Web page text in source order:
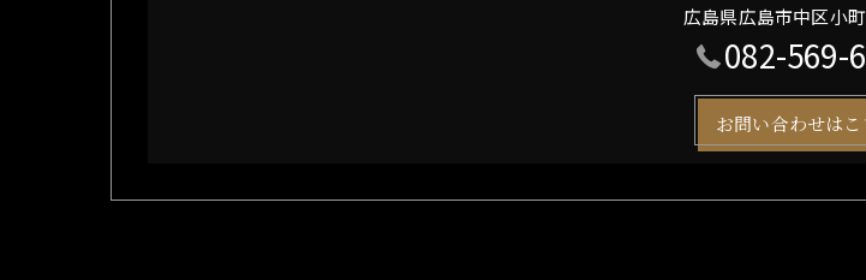
広島県広島市中区小
082-569-
お問い合わせはこ